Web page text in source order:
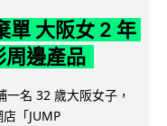
單 大阪女 2 年
周邊產品
名 32 歲大阪女子，
「JUMP